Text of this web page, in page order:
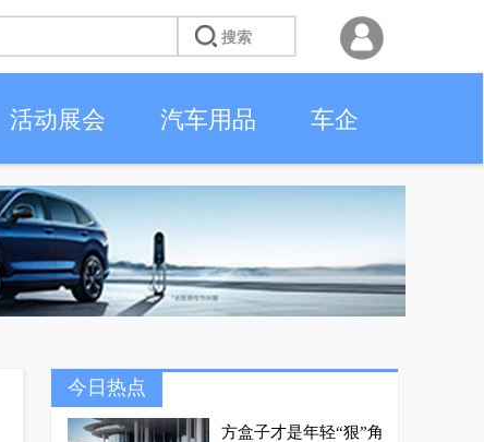
活动展会 汽车用品 车企
今日热点
方盒子才是年轻“狠”角